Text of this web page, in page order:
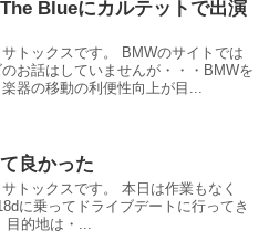
Blueにカルテットで出演
トックスです。 BMWのサイトでは
お話はしていませんが・・・BMWを
器の移動の利便性向上が目...
良かった
トックスです。 本日は作業もなく
に乗ってドライブデートに行ってき
目的地は・...